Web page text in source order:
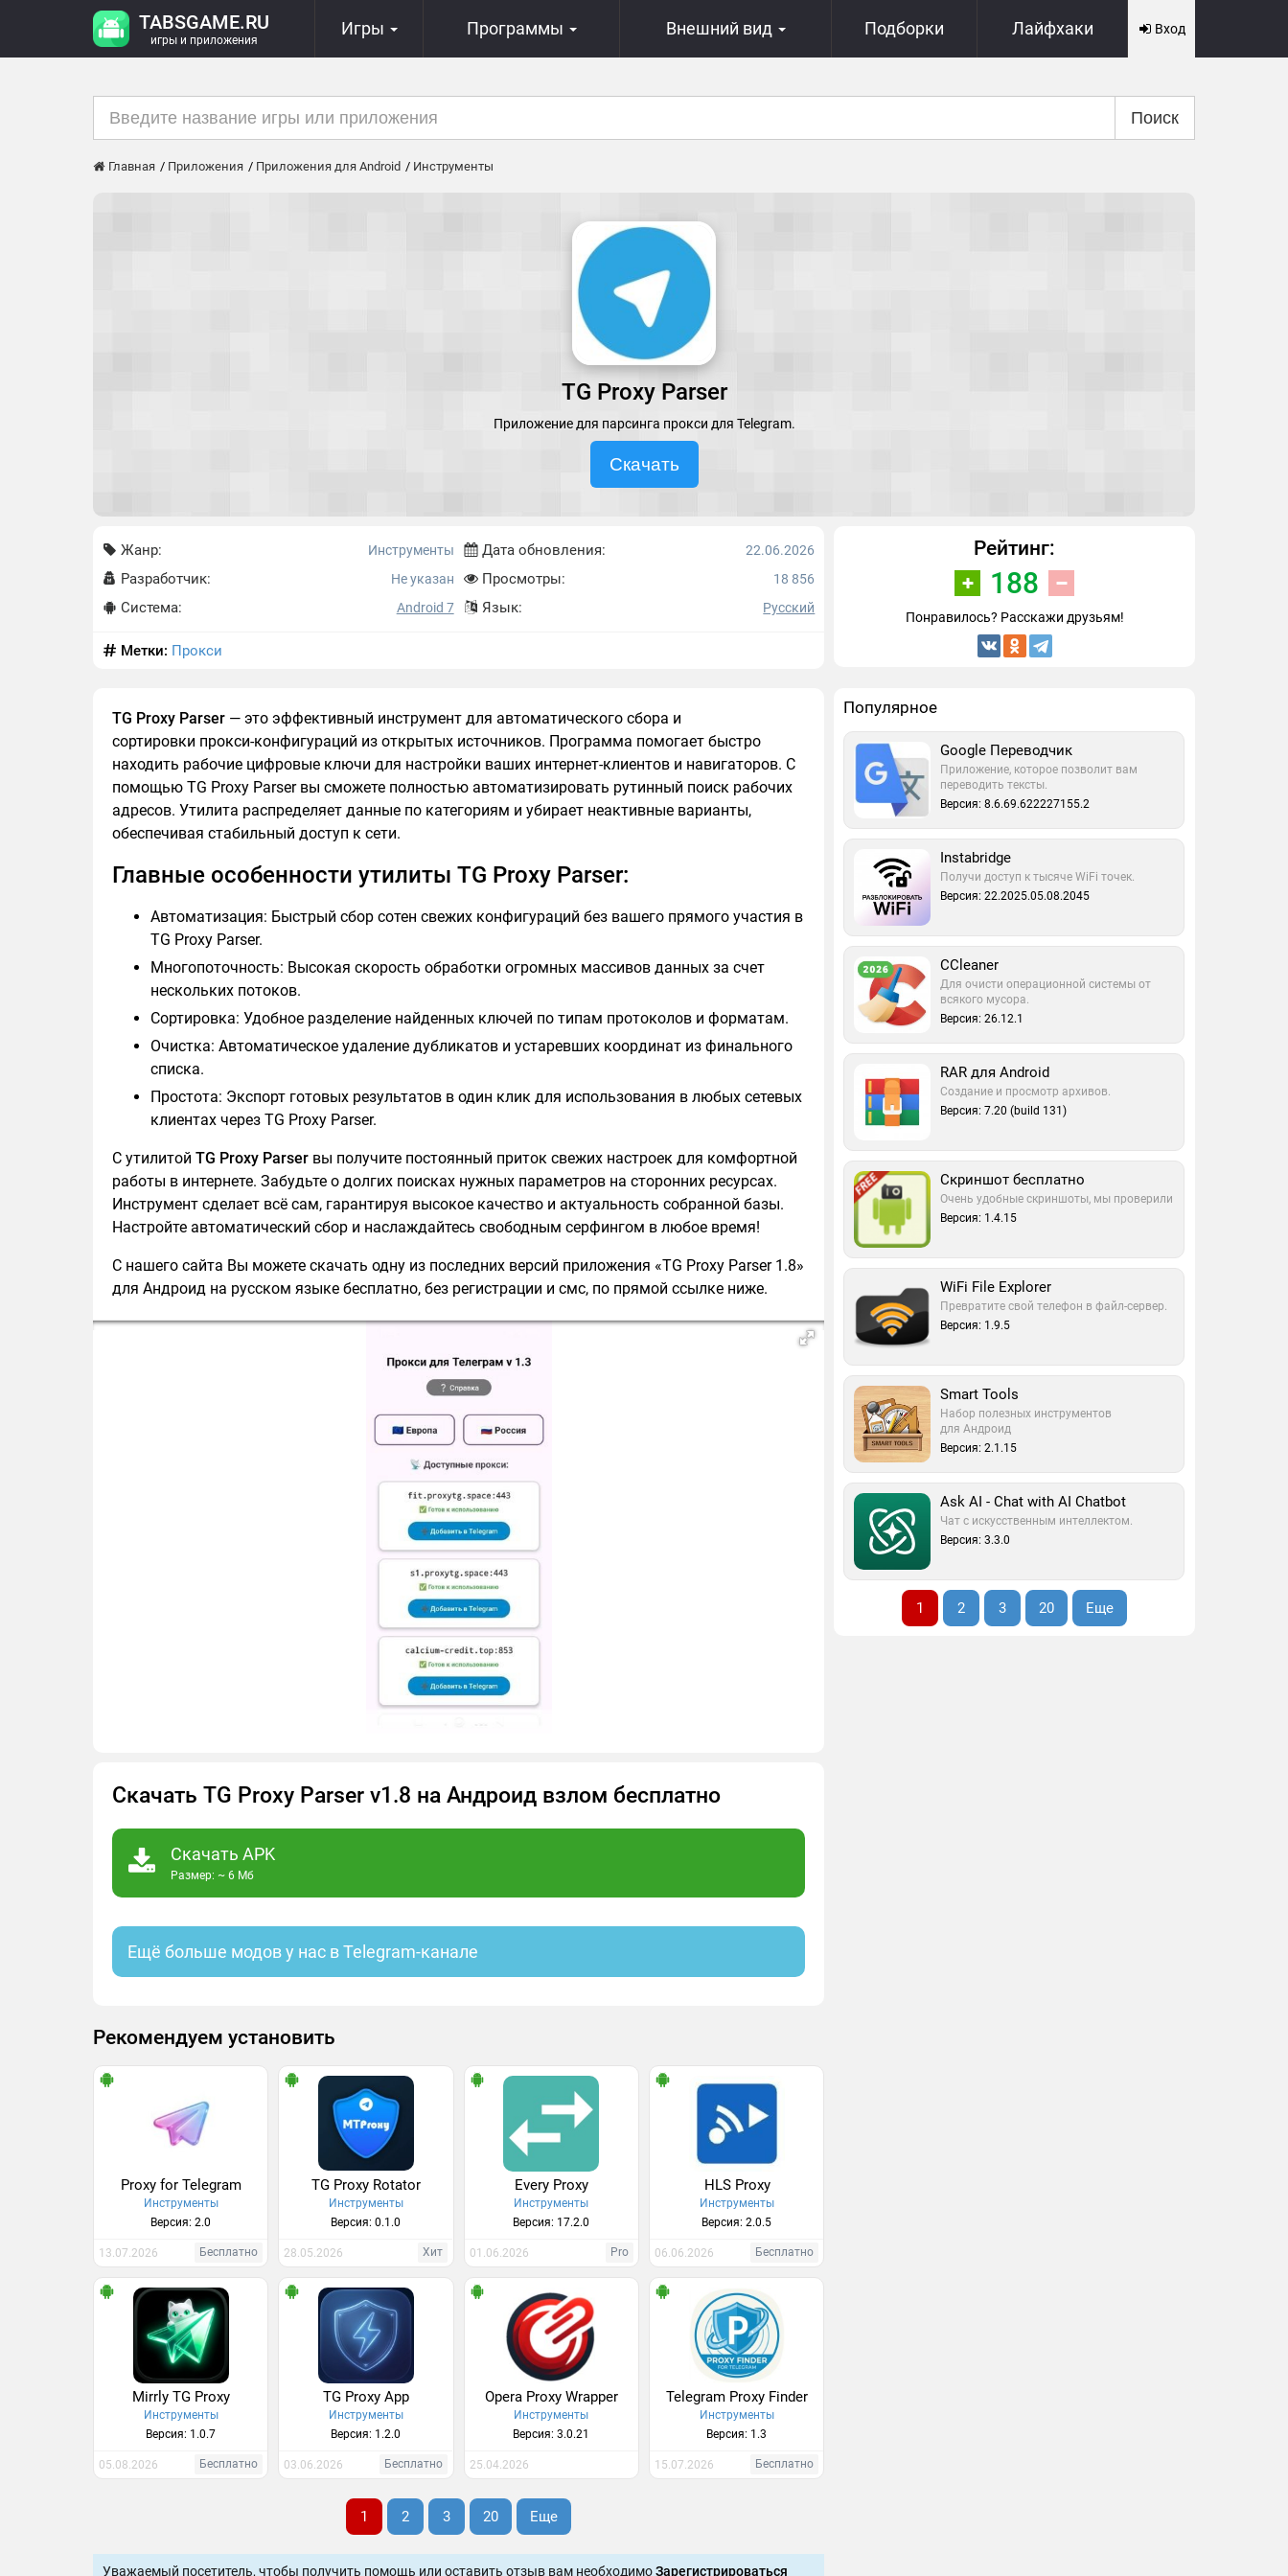
TABSGAME.RU
игры и приложения
Игры Программы Внешний вид Подборки Лайфхаки Вход
Поиск
Главная Приложения Приложения для Android Инструменты
TG Proxy Parser
Приложение для парсинга прокси для Telegram.
Скачать
Жанр: Инструменты
Разработчик: Не указан
Система: Android 7
Дата обновления: 22.06.2026
Просмотры: 18 856
Язык: Русский
Метки: Прокси
Рейтинг:
188
Понравилось? Расскажи друзьям!
TG Proxy Parser — это эффективный инструмент для автоматического сбора и
сортировки прокси-конфигураций из открытых источников. Программа помогает быстро
находить рабочие цифровые ключи для настройки ваших интернет-клиентов и навигаторов. С
помощью TG Proxy Parser вы сможете полностью автоматизировать рутинный поиск рабочих
адресов. Утилита распределяет данные по категориям и убирает неактивные варианты,
обеспечивая стабильный доступ к сети.
Главные особенности утилиты TG Proxy Parser:
Автоматизация: Быстрый сбор сотен свежих конфигураций без вашего прямого участия в
TG Proxy Parser.
Многопоточность: Высокая скорость обработки огромных массивов данных за счет
нескольких потоков.
Сортировка: Удобное разделение найденных ключей по типам протоколов и форматам.
Очистка: Автоматическое удаление дубликатов и устаревших координат из финального
списка.
Простота: Экспорт готовых результатов в один клик для использования в любых сетевых
клиентах через TG Proxy Parser.
С утилитой TG Proxy Parser вы получите постоянный приток свежих настроек для комфортной
работы в интернете. Забудьте о долгих поисках нужных параметров на сторонних ресурсах.
Инструмент сделает всё сам, гарантируя высокое качество и актуальность собранной базы.
Настройте автоматический сбор и наслаждайтесь свободным серфингом в любое время!
С нашего сайта Вы можете скачать одну из последних версий приложения «TG Proxy Parser 1.8»
для Андроид на русском языке бесплатно, без регистрации и смс, по прямой ссылке ниже.
Скачать TG Proxy Parser v1.8 на Андроид взлом бесплатно
Скачать APK
Размер: ~ 6 Мб
Ещё больше модов у нас в Telegram-канале
Рекомендуем установить
Proxy for Telegram
Инструменты
Версия: 2.0
13.07.2026 Бесплатно
TG Proxy Rotator
Инструменты
Версия: 0.1.0
28.05.2026 Хит
Every Proxy
Инструменты
Версия: 17.2.0
01.06.2026 Pro
HLS Proxy
Инструменты
Версия: 2.0.5
06.06.2026 Бесплатно
Mirrly TG Proxy
Инструменты
Версия: 1.0.7
05.08.2026 Бесплатно
TG Proxy App
Инструменты
Версия: 1.2.0
03.06.2026 Бесплатно
Opera Proxy Wrapper
Инструменты
Версия: 3.0.21
25.04.2026
Telegram Proxy Finder
Инструменты
Версия: 1.3
15.07.2026 Бесплатно
1 2 3 20 Еще
Уважаемый посетитель, чтобы получить помощь или оставить отзыв вам необходимоЗарегистрироваться
Популярное
Google Переводчик
Приложение, которое позволит вам
переводить тексты.
Версия: 8.6.69.622227155.2
Instabridge
Получи доступ к тысяче WiFi точек.
Версия: 22.2025.05.08.2045
CCleaner
Для очисти операционной системы от
всякого мусора.
Версия: 26.12.1
RAR для Android
Создание и просмотр архивов.
Версия: 7.20 (build 131)
Скриншот бесплатно
Очень удобные скриншоты, мы проверили
Версия: 1.4.15
WiFi File Explorer
Превратите свой телефон в файл-сервер.
Версия: 1.9.5
Smart Tools
Набор полезных инструментов
для Андроид
Версия: 2.1.15
Ask AI - Chat with AI Chatbot
Чат с искусственным интеллектом.
Версия: 3.3.0
1 2 3 20 Еще